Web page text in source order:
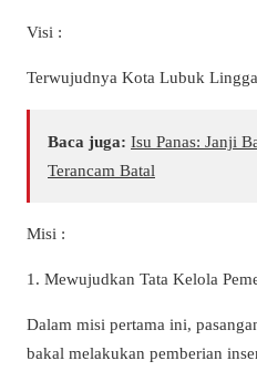
Visi :
Terwujudnya Kota Lubuk
Baca juga: Isu Panas: Janji
Terancam Batal
Misi :
1. Mewujudkan Tata Kelola
Dalam misi pertama ini,
bakal melakukan pemberian